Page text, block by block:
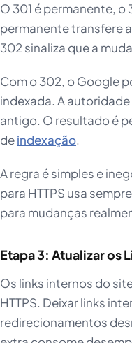
O 301 é permanente,
permanente transfere
302 sinaliza que a
Com o 302, o Google
indexada. A
antigo. O resultado é
deindexação.
A regra é simples e
para HTTPS usa
para mudanças
Etapa 3: Atualizar os
Os links internos do
HTTPS. Deixar links
redirecionamentos